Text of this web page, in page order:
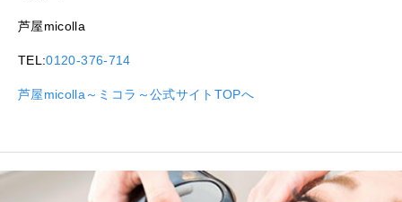
芦屋micolla
TEL:0120-376-714
芦屋micolla～ミコラ～公式サイトTOPへ